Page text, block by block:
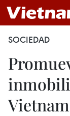
SOCIEDAD
Vietnam